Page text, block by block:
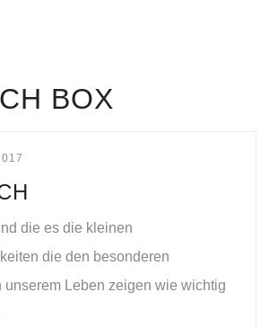
BOX
die es die kleinen
die den besonderen
unserem Leben zeigen wie wichtig